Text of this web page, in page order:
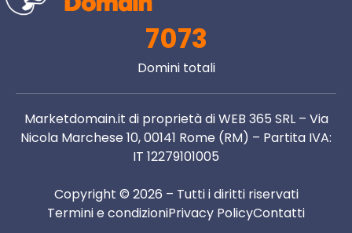
7073
Domini totali
Marketdomain.it di proprietà di WEB 365 SRL – Via
Nicola Marchese 10, 00141 Rome (RM) – Partita IVA:
IT 12279101005
Copyright © 2026 – Tutti i diritti riservati
Termini e condizioniPrivacy PolicyContatti